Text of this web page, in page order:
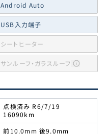
Android Auto
USB入力端子
シートヒーター
サンルーフ・ガラスルーフ
点検済み R6/7/19
16090km
前10.0mm 後9.0mm